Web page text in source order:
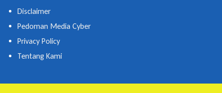
Disclaimer
Pedoman Media Cyber
Privacy Policy
Tentang Kami